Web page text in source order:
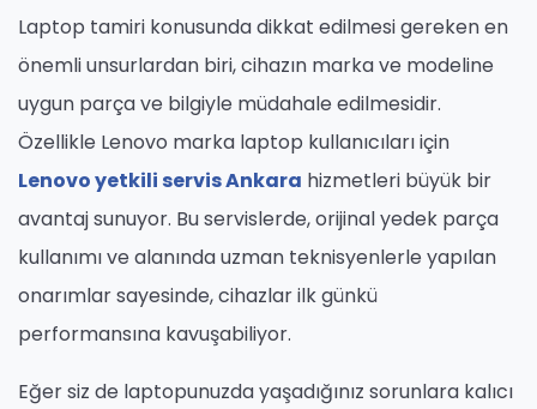
Laptop tamiri konusunda dikkat edilmesi gereken en
önemli unsurlardan biri, cihazın marka ve modeline
uygun parça ve bilgiyle müdahale edilmesidir.
Özellikle Lenovo marka laptop kullanıcıları için
Lenovo yetkili servis Ankara hizmetleri büyük bir
avantaj sunuyor. Bu servislerde, orijinal yedek parça
kullanımı ve alanında uzman teknisyenlerle yapılan
onarımlar sayesinde, cihazlar ilk günkü
performansına kavuşabiliyor.
Eğer siz de laptopunuzda yaşadığınız sorunlara kalıcı